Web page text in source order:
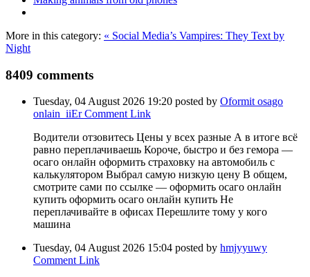
More in this category: « Social Media’s Vampires: They Text by
Night
8409 comments
Tuesday, 04 August 2026 19:20 posted by Oformit osago
onlain_iiErComment Link
Водители отзовитесь Цены у всех разные А в итоге всё
равно переплачиваешь Короче, быстро и без гемора —
осаго онлайн оформить страховку на автомобиль с
калькулятором Выбрал самую низкую цену В общем,
смотрите сами по ссылке — оформить осаго онлайн
купить оформить осаго онлайн купить Не
переплачивайте в офисах Перешлите тому у кого
машина
Tuesday, 04 August 2026 15:04 posted by hmjyyuwy
Comment Link